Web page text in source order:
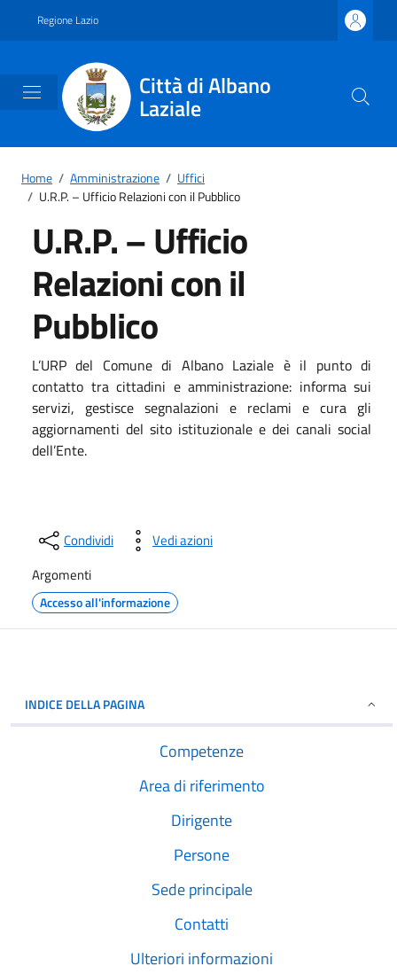
Regione Lazio
Città di Albano
Laziale
Home / Amministrazione / Uffici
/ U.R.P. – Ufficio Relazioni con il Pubblico
U.R.P. – Ufficio
Relazioni con il
Pubblico
L’URP del Comune di Albano Laziale è il punto di
contatto tra cittadini e amministrazione: informa sui
servizi, gestisce segnalazioni e reclami e cura gli
aggiornamenti del sito istituzionale e dei canali social
dell’Ente.
Condividi
Vedi azioni
Argomenti
Accesso all'informazione
INDICE DELLA PAGINA
Competenze
Area di riferimento
Dirigente
Persone
Sede principale
Contatti
Ulteriori informazioni